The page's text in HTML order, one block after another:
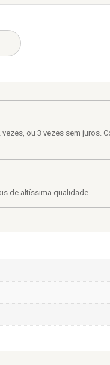
ou 3 vezes sem juros.
de altíssima qualidade.